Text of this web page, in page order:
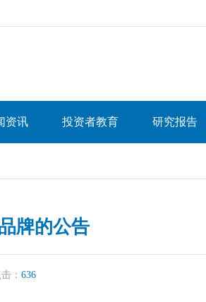
资讯 投资者教育 研究报告
牌的公告
： 636